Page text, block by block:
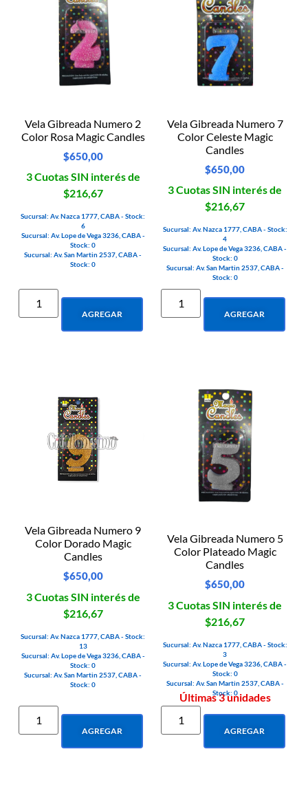
Vela Gibreada Numero 2
Color Rosa Magic Candles
$650,00
3 Cuotas SIN interés de
$216,67
Sucursal: Av. Nazca 1777, CABA - Stock:
6
Sucursal: Av. Lope de Vega 3236, CABA -
Stock: 0
Sucursal: Av. San Martin 2537, CABA -
Stock: 0
AGREGAR
Vela Gibreada Numero 7
Color Celeste Magic
Candles
$650,00
3 Cuotas SIN interés de
$216,67
Sucursal: Av. Nazca 1777, CABA - Stock:
4
Sucursal: Av. Lope de Vega 3236, CABA -
Stock: 0
Sucursal: Av. San Martin 2537, CABA -
Stock: 0
AGREGAR
Vela Gibreada Numero 9
Color Dorado Magic
Candles
$650,00
3 Cuotas SIN interés de
$216,67
Sucursal: Av. Nazca 1777, CABA - Stock:
13
Sucursal: Av. Lope de Vega 3236, CABA -
Stock: 0
Sucursal: Av. San Martin 2537, CABA -
Stock: 0
AGREGAR
Vela Gibreada Numero 5
Color Plateado Magic
Candles
$650,00
3 Cuotas SIN interés de
$216,67
Sucursal: Av. Nazca 1777, CABA - Stock:
3
Sucursal: Av. Lope de Vega 3236, CABA -
Stock: 0
Sucursal: Av. San Martin 2537, CABA -
Stock: 0
Últimas 3 unidades
AGREGAR